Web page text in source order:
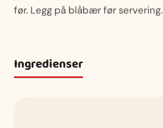
før. Legg på blåbær før servering.
Ingredienser